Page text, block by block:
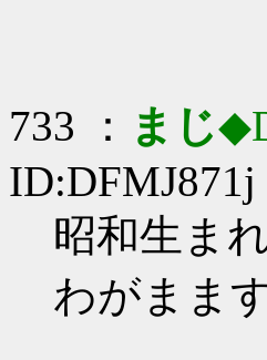
733 ： まじ
ID:DFMJ871j
昭和生ま
わがまま